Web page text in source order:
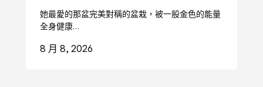
她最愛的那盆完美對稱的盆栽，被一股金色的能量
全身健康…
8 月 8, 2026